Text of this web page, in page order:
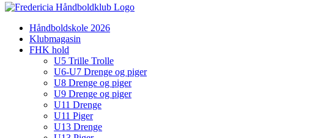
Håndboldskole 2026
Klubmagasin
FHK hold
U5 Trille Trolle
U6-U7 Drenge og piger
U8 Drenge og piger
U9 Drenge og piger
U11 Drenge
U11 Piger
U13 Drenge